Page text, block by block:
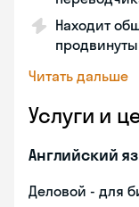
Находит
Читать дальше
Услуги и
Английский
Деловой - для